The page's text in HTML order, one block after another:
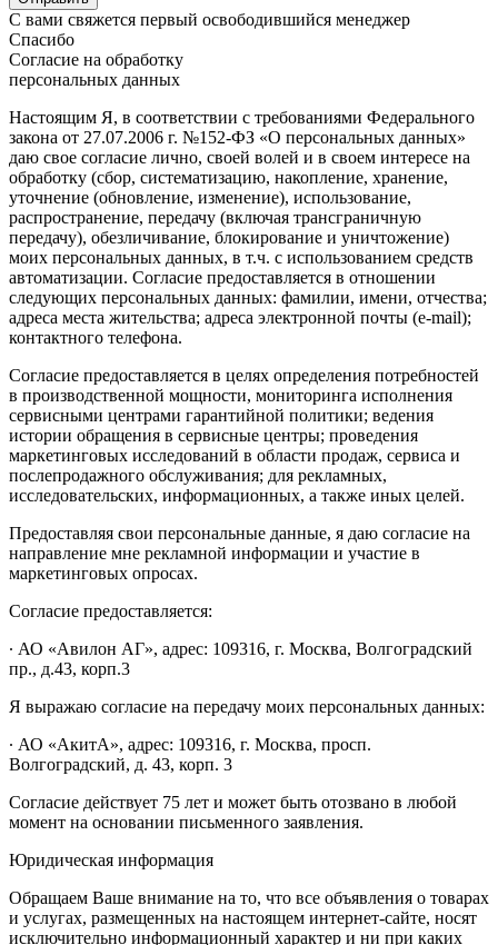
С вами свяжется первый освободившийся менеджер
Спасибо
Согласие на обработку
персональных данных
Настоящим Я, в соответствии с требованиями Федерального
закона от 27.07.2006 г. №152-ФЗ «О персональных данных»
даю свое согласие лично, своей волей и в своем интересе на
обработку (сбор, систематизацию, накопление, хранение,
уточнение (обновление, изменение), использование,
распространение, передачу (включая трансграничную
передачу), обезличивание, блокирование и уничтожение)
моих персональных данных, в т.ч. с использованием средств
автоматизации. Согласие предоставляется в отношении
следующих персональных данных: фамилии, имени, отчества;
адреса места жительства; адреса электронной почты (e-mail);
контактного телефона.
Согласие предоставляется в целях определения потребностей
в производственной мощности, мониторинга исполнения
сервисными центрами гарантийной политики; ведения
истории обращения в сервисные центры; проведения
маркетинговых исследований в области продаж, сервиса и
послепродажного обслуживания; для рекламных,
исследовательских, информационных, а также иных целей.
Предоставляя свои персональные данные, я даю согласие на
направление мне рекламной информации и участие в
маркетинговых опросах.
Согласие предоставляется:
∙ АО «Авилон АГ», адрес: 109316, г. Москва, Волгоградский
пр., д.43, корп.3
Я выражаю согласие на передачу моих персональных данных:
∙ АО «АкитА», адрес: 109316, г. Москва, просп.
Волгоградский, д. 43, корп. 3
Согласие действует 75 лет и может быть отозвано в любой
момент на основании письменного заявления.
Юридическая информация
Обращаем Ваше внимание на то, что все объявления о товарах
и услугах, размещенных на настоящем интернет-сайте, носят
исключительно информационный характер и ни при каких